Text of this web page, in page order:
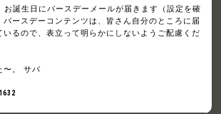
お誕生日にバースデーメールが届きます（設定を確
ースデーコンテンツは、皆さん自分のところに届
いるので、表立って明らかにしないようご配慮くだ
〜。 サバ
1632